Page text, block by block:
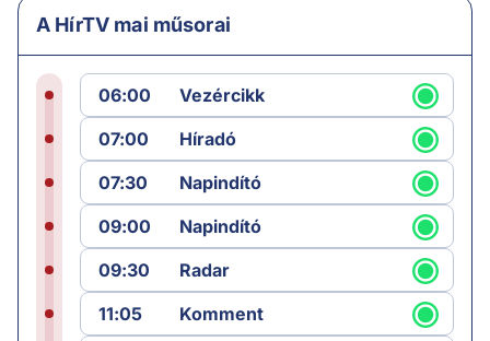
A HírTV mai műsorai
06:00
Vezércikk
07:00
Híradó
07:30
Napindító
09:00
Napindító
09:30
Radar
11:05
Komment